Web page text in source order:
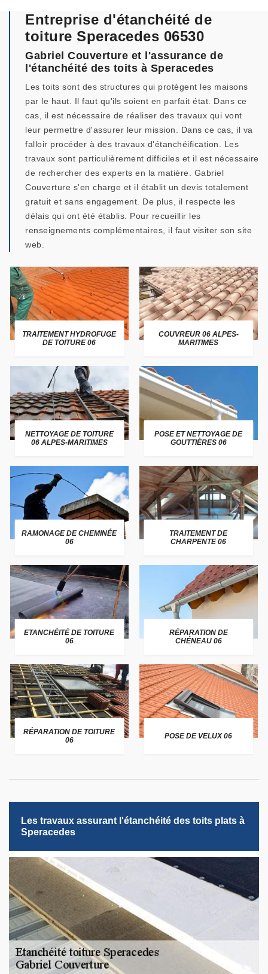
Entreprise d'étanchéité de
toiture Speracedes 06530
Gabriel Couverture et l'assurance de
l'étanchéité des toits à Speracedes
Les toits sont des structures qui protègent les maisons
par le haut. Il faut qu'ils soient en parfait état. Dans ce
cas, il est nécessaire de réaliser des travaux qui vont
leur permettre d'assurer leur mission. Dans ce cas, il va
falloir procéder à des travaux d'étanchéification. Les
travaux sont particulièrement difficiles et il est nécessaire
de rechercher des experts en la matière. Gabriel
Couverture s'en charge et il établit un devis totalement
gratuit et sans engagement. De plus, il respecte les
délais qui ont été établis. Pour recueillir les
renseignements complémentaires, il faut visiter son site
web.
TRAITEMENT HYDROFUGE
DE TOITURE 06
COUVREUR 06 ALPES-
MARITIMES
NETTOYAGE DE TOITURE
06 ALPES-MARITIMES
POSE ET NETTOYAGE DE
GOUTTIÈRES 06
RAMONAGE DE CHEMINÉE
06
TRAITEMENT DE
CHARPENTE 06
ETANCHÉITÉ DE TOITURE
06
RÉPARATION DE
CHÉNEAU 06
RÉPARATION DE TOITURE
06
POSE DE VELUX 06
Les travaux assurant l'étanchéité des toits plats à
Speracedes